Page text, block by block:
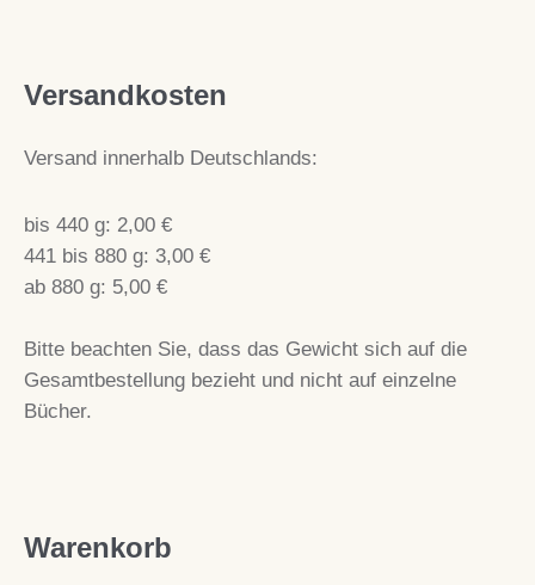
Versandkosten
Versand innerhalb Deutschlands:
bis 440 g: 2,00 €
441 bis 880 g: 3,00 €
ab 880 g: 5,00 €
Bitte beachten Sie, dass das Gewicht sich auf die
Gesamtbestellung bezieht und nicht auf einzelne
Bücher.
Warenkorb